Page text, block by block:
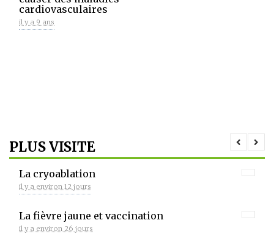
cardiovasculaires
il y a 9 ans
PLUS VISITE
La cryoablation
il y a environ 12 jours
La fièvre jaune et vaccination
il y a environ 26 jours